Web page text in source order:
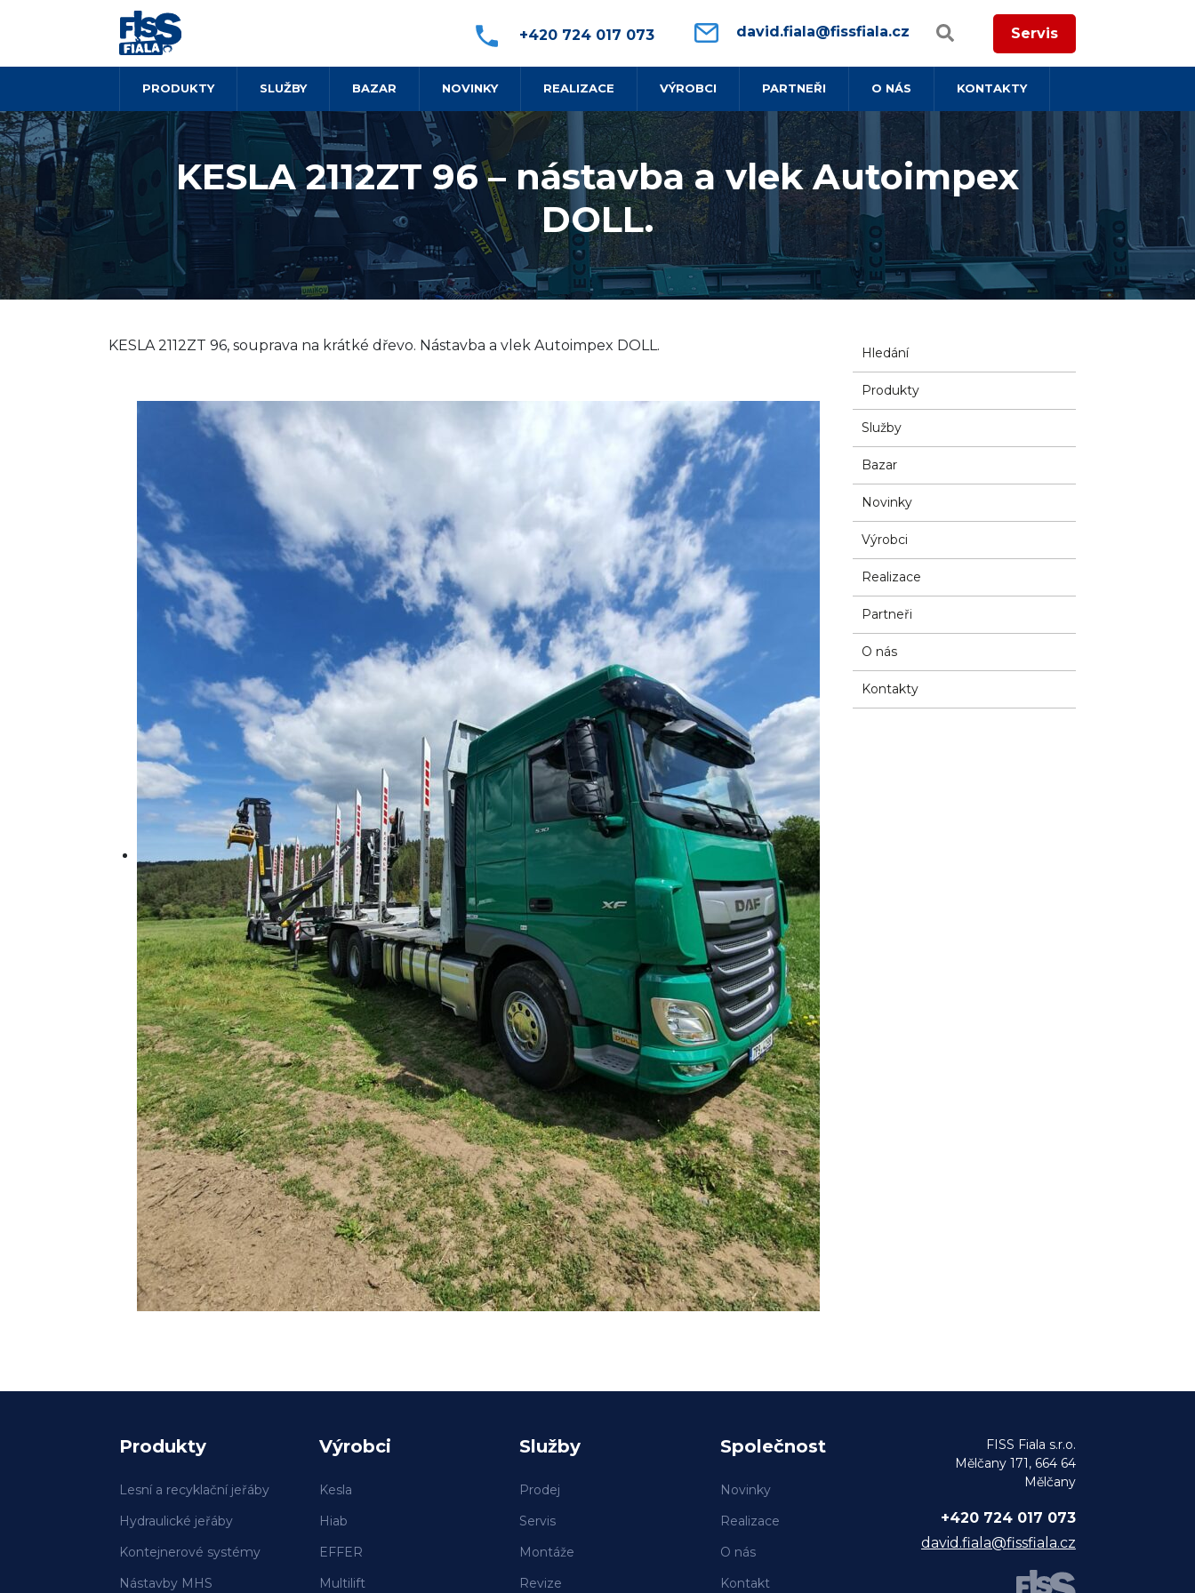
Servis
+420 724 017 073 david.fiala@fissfiala.cz
PRODUKTY SLUŽBY BAZAR NOVINKY REALIZACE VÝROBCI PARTNEŘI O NÁS KONTAKTY
KESLA 2112ZT 96 – nástavba a vlek Autoimpex
DOLL.
KESLA 2112ZT 96, souprava na krátké dřevo. Nástavba a vlek Autoimpex DOLL. Hledání
Produkty
Služby
Bazar
Novinky
Výrobci
Realizace
Partneři
O nás
Kontakty
Produkty
Lesní a recyklační jeřáby
Hydraulické jeřáby
Kontejnerové systémy
Nástavby MHS
Výrobci
Kesla
Hiab
EFFER
Multilift
Služby
Prodej
Servis
Montáže
Revize
Společnost
Novinky
Realizace
O nás
Kontakt
FISS Fiala s.r.o.
Mělčany 171, 664 64
Mělčany
+420 724 017 073
david.fiala@fissfiala.cz